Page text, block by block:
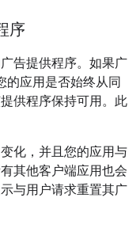
序
告提供程序。如果广
的应用是否始终从同
供程序保持可用。此
化，并且您的应用与
其他客户端应用也会
与用户请求重置其广